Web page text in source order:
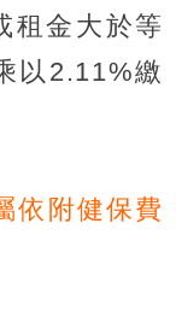
租金大於等
以2.11%繳
依附健保費